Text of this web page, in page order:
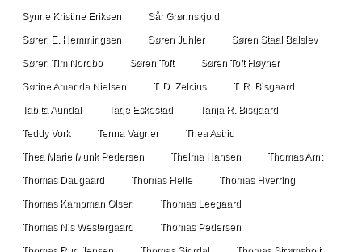
Synne Kristine Eriksen Sår Grønnskjold
Søren E. Hemmingsen Søren Juhler Søren Staal Balslev
Søren Tim Nordbo Søren Toft Søren Toft Høyner
Sørine Amanda Nielsen T. D. Zelcius T. R. Bisgaard
Tabita Aundal Tage Eskestad Tanja R. Bisgaard
Teddy Vork Tenna Vagner Thea Astrid
Thea Marie Munk Pedersen Thelma Hansen Thomas Arnt
Thomas Daugaard Thomas Helle Thomas Hverring
Thomas Kampman Olsen Thomas Leegaard
Thomas Nis Westergaard Thomas Pedersen